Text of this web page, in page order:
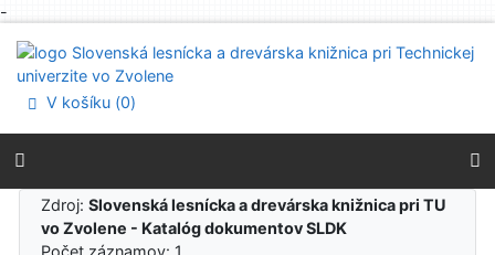
-
Prejsť na menu
Prehlásenie o webovej prístupnosti
V košíku (0)
Zdroj:Slovenská lesnícka a drevárska knižnica pri TU
vo Zvolene - Katalóg dokumentov SLDK
Počet záznamov: 1